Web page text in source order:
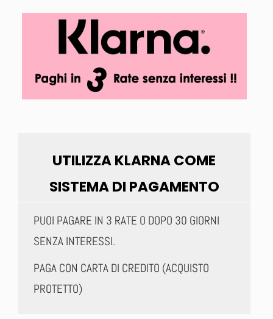
UTILIZZA KLARNA COME
SISTEMA DI PAGAMENTO
PUOI PAGARE IN 3 RATE O DOPO 30 GIORNI
SENZA INTERESSI.
PAGA CON CARTA DI CREDITO (ACQUISTO
PROTETTO)